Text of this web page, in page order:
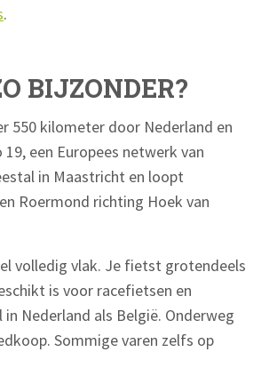
.
BIJZONDER?
550 kilometer door Nederland en
een Europees netwerk van
in Maastricht en loopt
Roermond richting Hoek van
volledig vlak. Je fietst grotendeels
is voor racefietsen en
Nederland als België. Onderweg
Sommige varen zelfs op